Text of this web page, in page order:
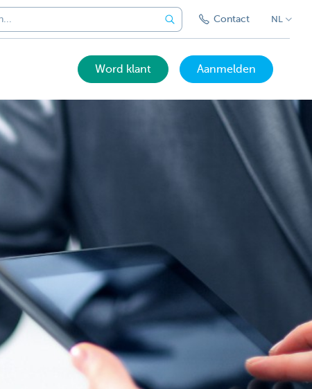
Contact NL
Word klant Aanmelden